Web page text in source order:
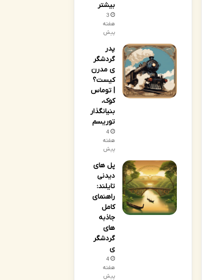
بیشتر
3
هفته
پیش
پدر
گردشگر
ی مدرن
کیست؟
| توماس
کوک،
بنیانگذار
توریسم
4
هفته
پیش
پل های
دیدنی
تایلند:
راهنمای
کامل
جاذبه
های
گردشگر
ی
4
هفته
پیش